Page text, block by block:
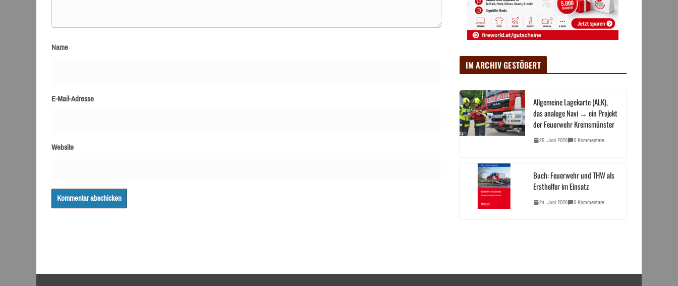
Name
E-Mail-Adresse
Website
IM ARCHIV GESTÖBERT
Allgemeine Lagekarte (ALK),
das analoge Navi → ein Projekt
der Feuerwehr Kremsmünster
25. Juni 2020 0 Kommentare
Buch: Feuerwehr und THW als
Ersthelfer im Einsatz
24. Juni 2020 0 Kommentare